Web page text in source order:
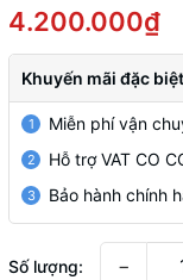
4.200.000₫
Khuyến mãi đặc
1 Miễn phí vận
2 Hỗ trợ VAT CO
3 Bảo hành chính
Số lượng: −